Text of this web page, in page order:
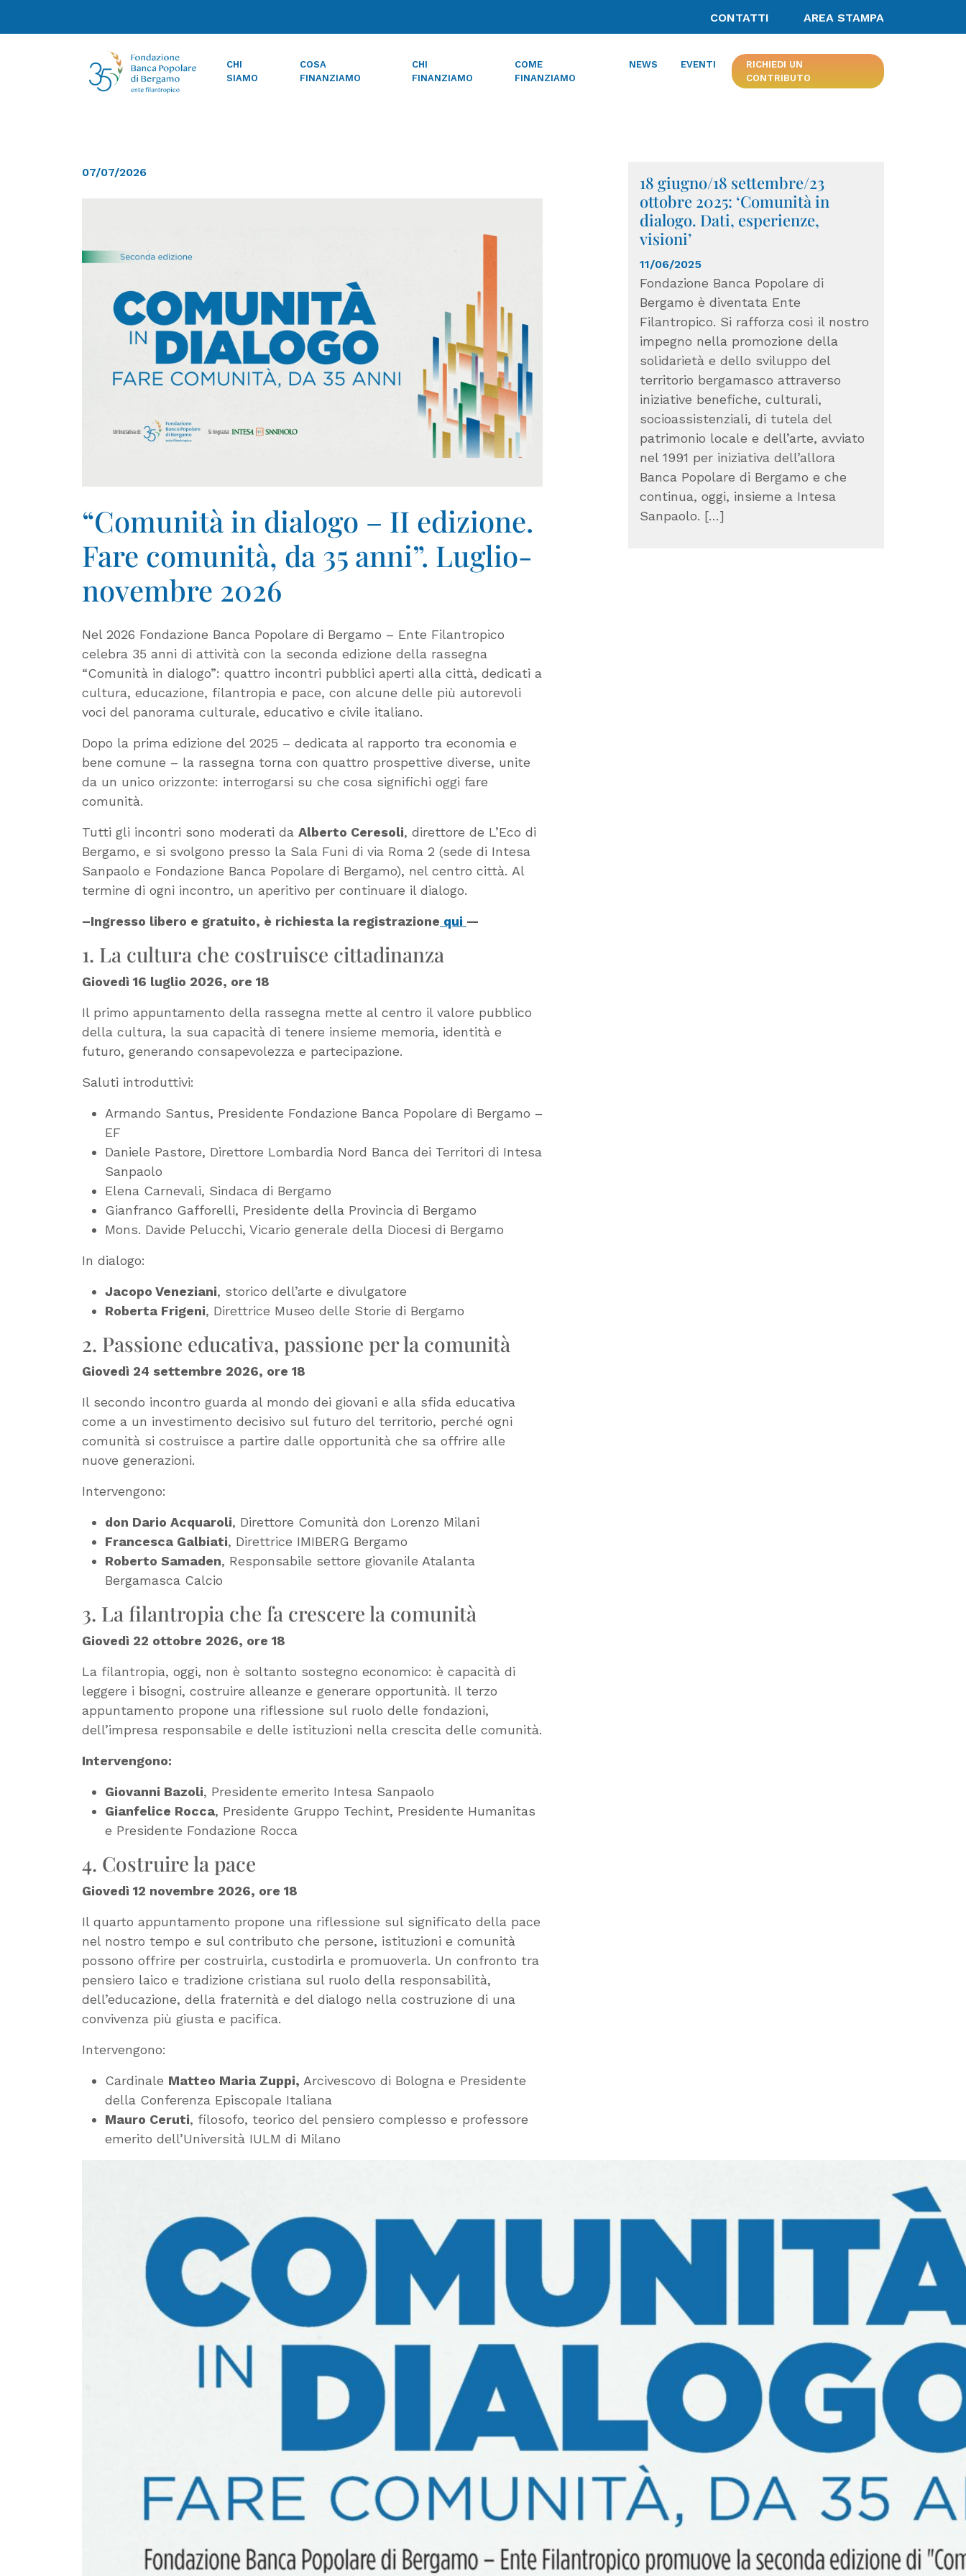
CONTATTI AREA STAMPA
CHI
SIAMO
COSA
FINANZIAMO
CHI
FINANZIAMO
COME
FINANZIAMO
NEWS EVENTI
RICHIEDI UN
CONTRIBUTO
07/07/2026
“Comunità in dialogo – II edizione.
Fare comunità, da 35 anni”. Luglio-
novembre 2026
Nel 2026 Fondazione Banca Popolare di Bergamo – Ente Filantropico
celebra 35 anni di attività con la seconda edizione della rassegna
“Comunità in dialogo”: quattro incontri pubblici aperti alla città, dedicati a
cultura, educazione, filantropia e pace, con alcune delle più autorevoli
voci del panorama culturale, educativo e civile italiano.
Dopo la prima edizione del 2025 – dedicata al rapporto tra economia e
bene comune – la rassegna torna con quattro prospettive diverse, unite
da un unico orizzonte: interrogarsi su che cosa significhi oggi fare
comunità.
Tutti gli incontri sono moderati da Alberto Ceresoli, direttore de L’Eco di
Bergamo, e si svolgono presso la Sala Funi di via Roma 2 (sede di Intesa
Sanpaolo e Fondazione Banca Popolare di Bergamo), nel centro città. Al
termine di ogni incontro, un aperitivo per continuare il dialogo.
–Ingresso libero e gratuito, è richiesta la registrazione qui —
1. La cultura che costruisce cittadinanza
Giovedì 16 luglio 2026, ore 18
Il primo appuntamento della rassegna mette al centro il valore pubblico
della cultura, la sua capacità di tenere insieme memoria, identità e
futuro, generando consapevolezza e partecipazione.
Saluti introduttivi:
Armando Santus, Presidente Fondazione Banca Popolare di Bergamo –
EF
Daniele Pastore, Direttore Lombardia Nord Banca dei Territori di Intesa
Sanpaolo
Elena Carnevali, Sindaca di Bergamo
Gianfranco Gafforelli, Presidente della Provincia di Bergamo
Mons. Davide Pelucchi, Vicario generale della Diocesi di Bergamo
In dialogo:
Jacopo Veneziani, storico dell’arte e divulgatore
Roberta Frigeni, Direttrice Museo delle Storie di Bergamo
2. Passione educativa, passione per la comunità
Giovedì 24 settembre 2026, ore 18
Il secondo incontro guarda al mondo dei giovani e alla sfida educativa
come a un investimento decisivo sul futuro del territorio, perché ogni
comunità si costruisce a partire dalle opportunità che sa offrire alle
nuove generazioni.
Intervengono:
don Dario Acquaroli, Direttore Comunità don Lorenzo Milani
Francesca Galbiati, Direttrice IMIBERG Bergamo
Roberto Samaden, Responsabile settore giovanile Atalanta
Bergamasca Calcio
3. La filantropia che fa crescere la comunità
Giovedì 22 ottobre 2026, ore 18
La filantropia, oggi, non è soltanto sostegno economico: è capacità di
leggere i bisogni, costruire alleanze e generare opportunità. Il terzo
appuntamento propone una riflessione sul ruolo delle fondazioni,
dell’impresa responsabile e delle istituzioni nella crescita delle comunità.
Intervengono:
Giovanni Bazoli, Presidente emerito Intesa Sanpaolo
Gianfelice Rocca, Presidente Gruppo Techint, Presidente Humanitas
e Presidente Fondazione Rocca
4. Costruire la pace
Giovedì 12 novembre 2026, ore 18
Il quarto appuntamento propone una riflessione sul significato della pace
nel nostro tempo e sul contributo che persone, istituzioni e comunità
possono offrire per costruirla, custodirla e promuoverla. Un confronto tra
pensiero laico e tradizione cristiana sul ruolo della responsabilità,
dell’educazione, della fraternità e del dialogo nella costruzione di una
convivenza più giusta e pacifica.
Intervengono:
Cardinale Matteo Maria Zuppi, Arcivescovo di Bologna e Presidente
della Conferenza Episcopale Italiana
Mauro Ceruti, filosofo, teorico del pensiero complesso e professore
emerito dell’Università IULM di Milano
18 giugno/18 settembre/23
ottobre 2025: ‘Comunità in
dialogo. Dati, esperienze,
visioni’
11/06/2025
Fondazione Banca Popolare di
Bergamo è diventata Ente
Filantropico. Si rafforza così il nostro
impegno nella promozione della
solidarietà e dello sviluppo del
territorio bergamasco attraverso
iniziative benefiche, culturali,
socioassistenziali, di tutela del
patrimonio locale e dell’arte, avviato
nel 1991 per iniziativa dell’allora
Banca Popolare di Bergamo e che
continua, oggi, insieme a Intesa
Sanpaolo. […]